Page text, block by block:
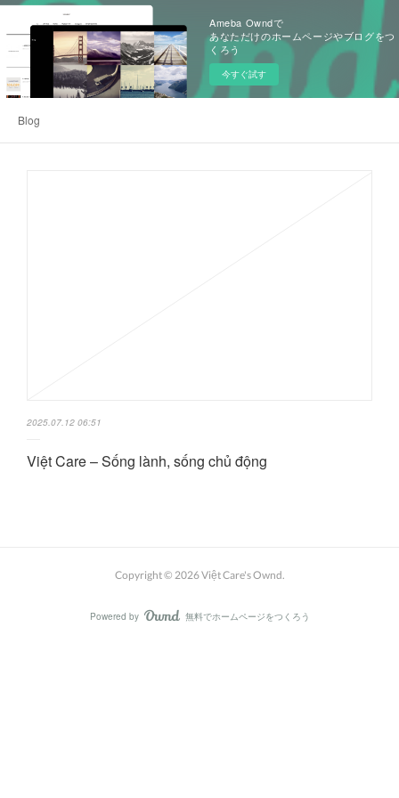
Ameba Owndで
あなただけのホームページやブログをつ
くろう
今すぐ試す
Blog
2025.07.12 06:51
Việt Care – Sống lành, sống chủ động
Copyright © 2026Việt Care's Ownd.
Powered by AmebaOwnd
無料でホームページをつくろう